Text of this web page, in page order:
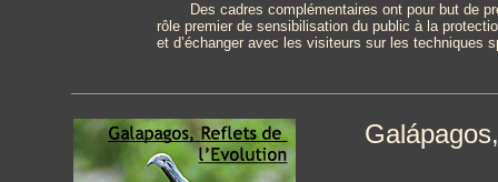
Des cadres complémentaires ont pour but de
rôle premier de sensibilisation du public à la
et d’échanger avec les visiteurs sur les techniques